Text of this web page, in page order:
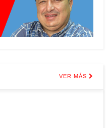
VER MÁS